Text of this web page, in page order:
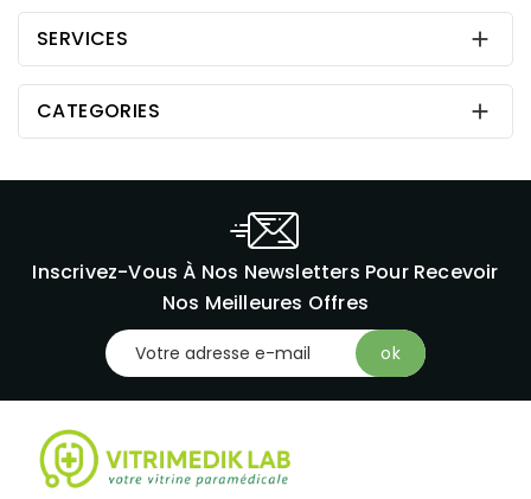
SERVICES 
CATEGORIES 
Inscrivez-Vous À Nos Newsletters Pour Recevoir
Nos Meilleures Offres